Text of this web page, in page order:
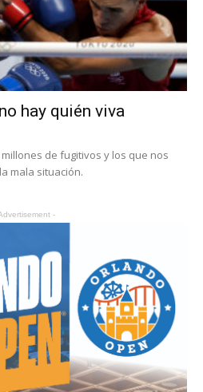
hay quién viva
de fugitivos y los que nos
mala situación.
-